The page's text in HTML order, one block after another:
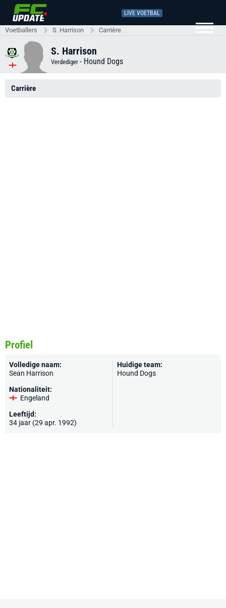
LIVE VOETBAL
Voetballers S. Harrison Carrière
S. Harrison
Verdediger - Hound Dogs
Carrière
Profiel
Volledige naam:
Sean Harrison
Nationaliteit:
Engeland
Leeftijd:
34 jaar (29 apr. 1992)
Huidige team:
Hound Dogs